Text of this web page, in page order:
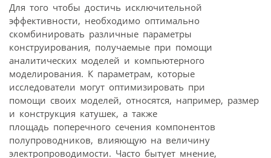
Для того чтобы достичь исключительной
эффективности, необходимо оптимально
скомбинировать различные параметры
конструирования, получаемые при помощи
аналитических моделей и компьютерного
моделирования. К параметрам, которые
исследователи могут оптимизировать при
помощи своих моделей, относятся, например, размер
и конструкция катушек, а также
площадь поперечного сечения компонентов
полупроводников, влияющую на величину
электропроводимости. Часто бытует мнение,